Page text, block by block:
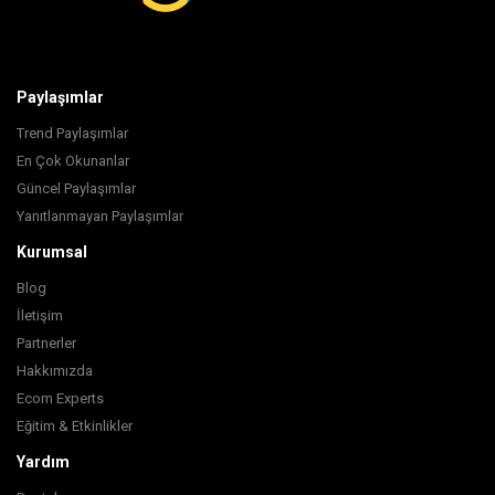
Paylaşımlar
Trend Paylaşımlar
En Çok Okunanlar
Güncel Paylaşımlar
Yanıtlanmayan Paylaşımlar
Kurumsal
Blog
İletişim
Partnerler
Hakkımızda
Ecom Experts
Eğitim & Etkinlikler
Yardım